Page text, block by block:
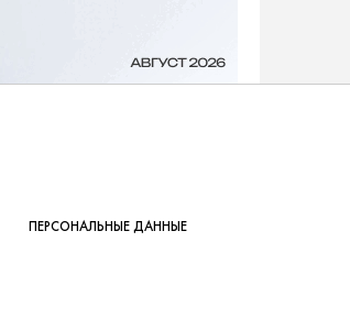
ПЕРСОНАЛЬНЫЕ ДАННЫЕ